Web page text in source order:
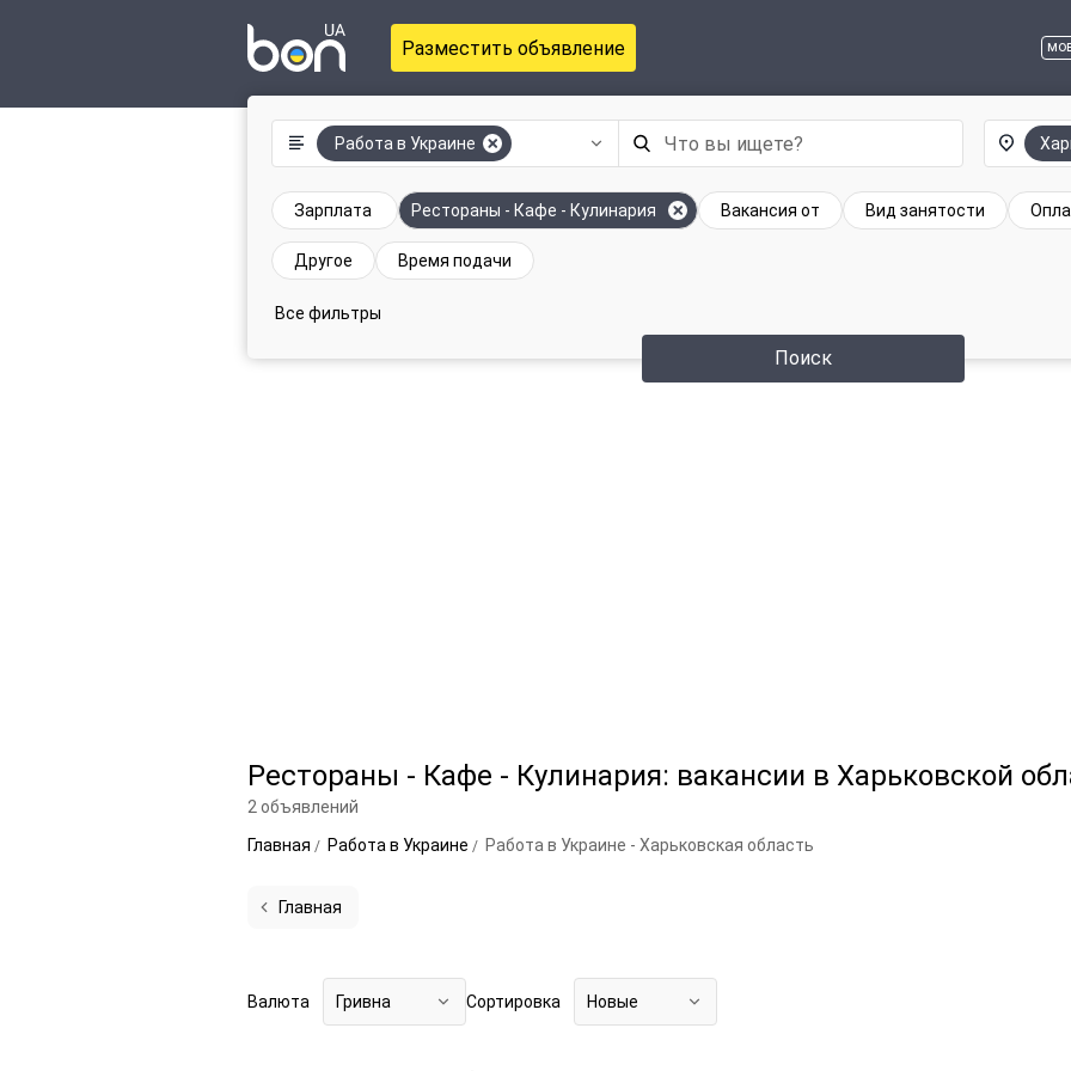
Разместить объявление
Работа в Украине
Поиск
Зарплата Рестораны - Кафе - Кулинария Вакансия от Вид занятости
Другое Время подачи
Все фильтры
Рестораны - Кафе - Кулинария: вакансии в Харьковской
2 объявлений
Главная
Работа в Украине Работа в Украине - Харьковская область
Главная
Валюта Гривна Сортировка Новые